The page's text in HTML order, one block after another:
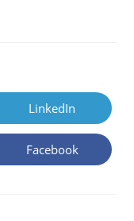
LinkedIn
Facebook